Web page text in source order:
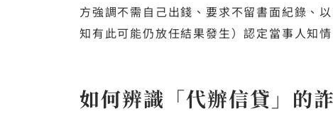
方強調不需自己出錢、要求不留書面紀錄、
知有此可能仍放任結果發生）認定當事人知
如何辨識「代辦信貸」的